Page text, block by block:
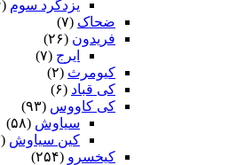
یزدگرد سوم (۱۴)
ضحاک (۷)
فریدون (۲۶)
ایرج (۷)
کیومرث (۲)
کی قباد (۶)
کی کاووس (۹۳)
سیاوش (۵۸)
کین سیاوش (۱۳)
کیخسرو (۲۵۴)